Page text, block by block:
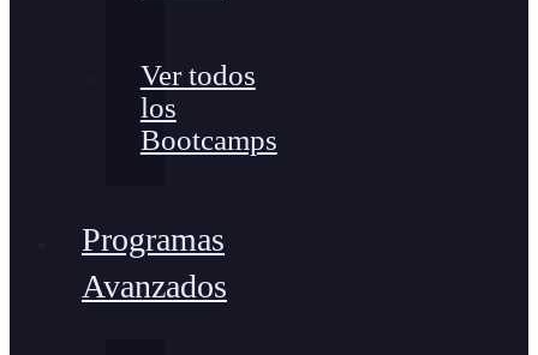
Ver todos
los
Bootcamps
Programas
Avanzados